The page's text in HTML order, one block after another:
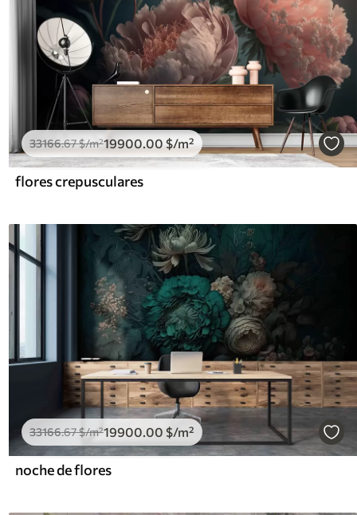
33166.67$/m²19900 .00 $/m²
flores crepusculares
33166.67$/m²19900.00 $/m²
noche de flores